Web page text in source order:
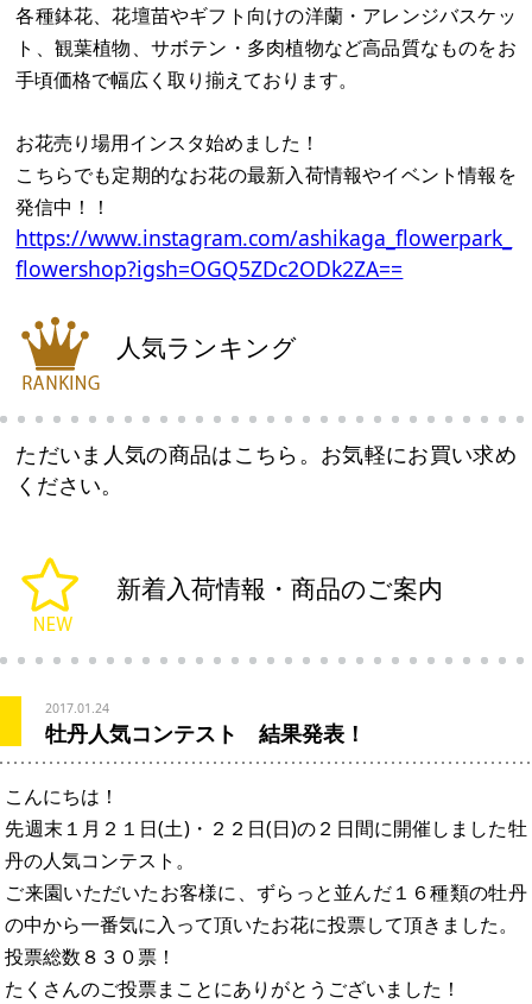
各種鉢花、花壇苗やギフト向けの洋蘭・アレンジバスケッ
ト、観葉植物、サボテン・多肉植物など高品質なものをお
手頃価格で幅広く取り揃えております。
お花売り場用インスタ始めました！
こちらでも定期的なお花の最新入荷情報やイベント情報を
発信中！！
https://www.instagram.com/ashikaga_flowerpark_
flowershop?igsh=OGQ5ZDc2ODk2ZA==
人気ランキング
ただいま人気の商品はこちら。お気軽にお買い求め
ください。
新着入荷情報・商品のご案内
2017.01.24
牡丹人気コンテスト 結果発表！
こんにちは！
先週末１月２１日(土)・２２日(日)の２日間に開催しました牡
丹の人気コンテスト。
ご来園いただいたお客様に、ずらっと並んだ１６種類の牡丹
の中から一番気に入って頂いたお花に投票して頂きました。
投票総数８３０票！
たくさんのご投票まことにありがとうございました！